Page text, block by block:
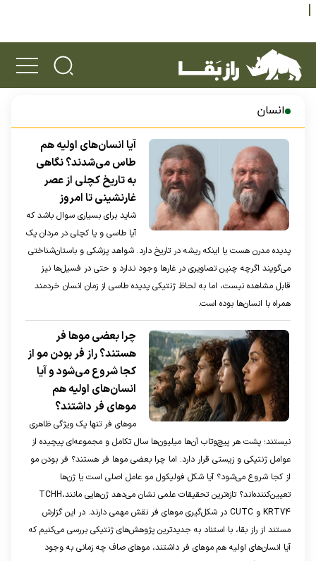
انسان
آیا انسان‌های اولیه هم
طاس می‌شدند؟ نگاهی
به تاریخ کچلی از عصر
غارنشینی تا امروز
شاید برای بسیاری سوال باشد که
آیا طاسی و یا کچلی در مردان یک
پدیده مدرن هست یا اینکه ریشه در تاریخ دارد. شواهد پزشکی و باستان‌شناختی
می‌گویند اگرچه چنین تصاویری در غار‌ها وجود ندارد و حتی در فسیل‌ها نیز
قابل مشاهده نیست، اما به لحاظ ژنتیکی پدیده طاسی از زمان انسان خردمند
همراه با انسان‌ها بوده است.
چرا بعضی موها فر
هستند؟ راز فر بودن مو از
کجا شروع می‌شود و آیا
انسان‌های اولیه هم
موهای فر داشتند؟
موهای فر تنها یک ویژگی ظاهری
نیستند؛ پشت هر پیچ‌وتاب آن‌ها میلیون‌ها سال تکامل و مجموعه‌ای پیچیده از
عوامل ژنتیکی و زیستی قرار دارد. اما چرا بعضی موها فر هستند؟ فر بودن مو
از کجا شروع می‌شود؟ آیا شکل فولیکول مو عامل اصلی است یا ژن‌ها
تعیین‌کننده‌اند؟ تازه‌ترین تحقیقات علمی نشان می‌دهد ژن‌هایی مانندTCHH،
KRT74 و CUTC در شکل‌گیری موهای فر نقش مهمی دارند. در این گزارش
مستند از راز بقا، با استناد به جدیدترین پژوهش‌های ژنتیکی بررسی می‌کنیم که
آیا انسان‌های اولیه هم موهای فر داشتند، موهای صاف چه زمانی به وجود